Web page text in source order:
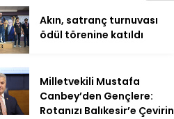
Akın, satranç turnuvası
ödül törenine katıldı
Milletvekili Mustafa
Canbey’den Gençlere:
Rotanızı Balıkesir’e Çevirin